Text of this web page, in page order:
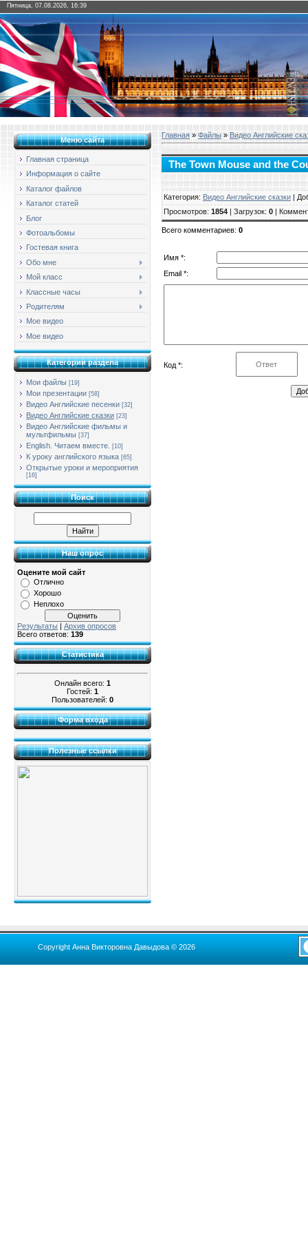
Пятница, 07.08.2026, 16:39
Меню сайта
Главная страница
Информация о сайте
Каталог файлов
Каталог статей
Блог
Фотоальбомы
Гостевая книга
Обо мне
Мой класс
Классные часы
Родителям
Мое видео
Мое видео
Категории раздела
Мои файлы [19]
Мои презентации [58]
Видео Английские песенки [32]
Видео Английские сказки [23]
Видео Английские фильмы и
мультфильмы [37]
English. Читаем вместе. [10]
К уроку английского языка [65]
Открытые уроки и мероприятия
[16]
Поиск
Наш опрос
Оцените мой сайт
Отлично
Хорошо
Неплохо
Результаты | Архив опросов
Всего ответов: 139
Статистика
Онлайн всего: 1
Гостей: 1
Пользователей: 0
Форма входа
Полезные ссылки
Главная » Файлы » Видео Английские
The Town Mouse and the
Категория: Видео Английские сказки |
Просмотров: 1854 | Загрузок: 0 |
Всего комментариев: 0
Имя *:
Email *:
Код *:
Copyright Анна Викторовна Давыдова © 2026